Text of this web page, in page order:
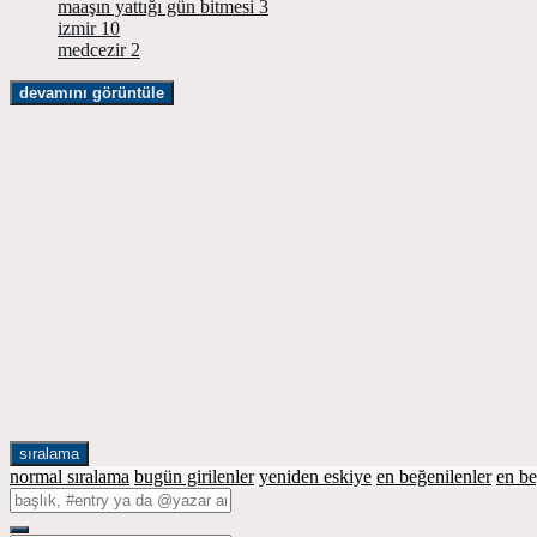
maaşın yattığı gün bitmesi 3
izmir 10
medcezir 2
devamını görüntüle
sıralama
normal sıralama bugün girilenler yeniden eskiye en beğenilenler en